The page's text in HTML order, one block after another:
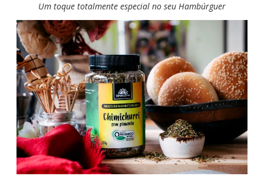
Um toque totalmente especial no seu Hambúrguer